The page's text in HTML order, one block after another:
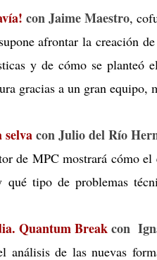
con Jaime Maestro,
afrontar la creación
y de cómo se planteó
gracias a un gran
con Julio del Río
de MPC mostrará cómo
tipo de problemas
Quantum Breakcon
análisis de las nuevas